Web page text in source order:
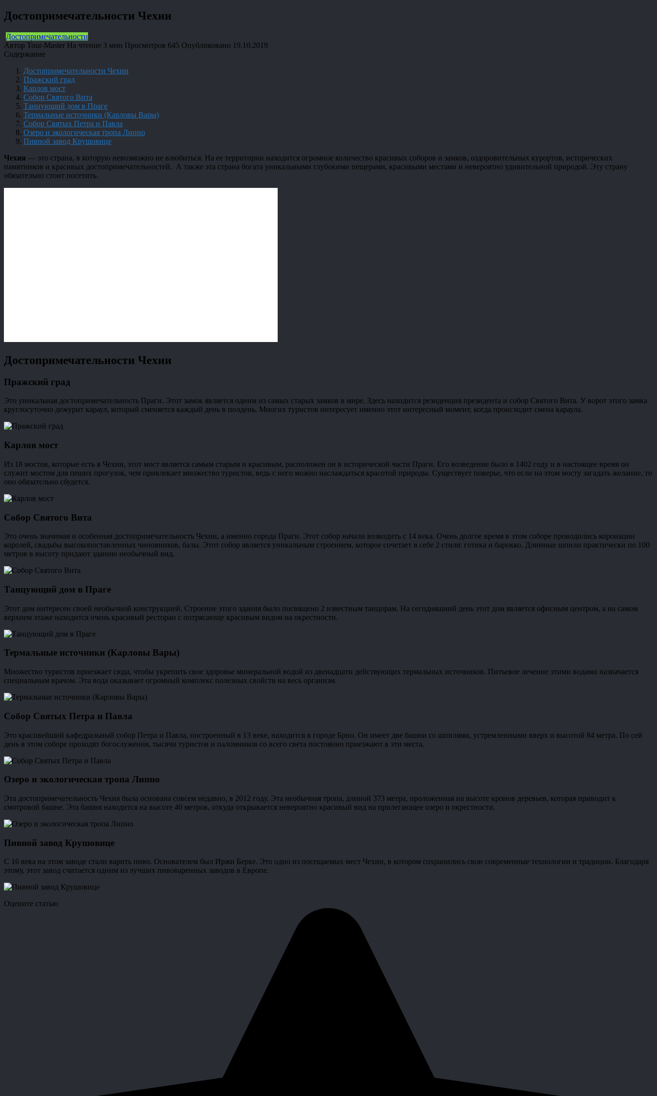
Достопримечательности Чехии
Достопримечательности
Автор Tour-Master На чтение 3 мин Просмотров 645 Опубликовано 19.10.2019
Содержание
Достопримечательности Чехии
Пражский град
Карлов мост
Собор Святого Вита
Танцующий дом в Праге
Термальные источники (Карловы Вары)
Собор Святых Петра и Павла
Озеро и экологическая тропа Липно
Пивной завод Крушовице
Чехия — это страна, в которую невозможно не влюбиться. На ее территории находится огромное количество красивых соборов и замков, оздоровительных курортов, исторических
памятников и красивых достопримечательностей. А также эта страна богата уникальными глубокими пещерами, красивыми местами и невероятно удивительной природой. Эту страну
обязательно стоит посетить.
Достопримечательности Чехии
Пражский град
Это уникальная достопримечательность Праги. Этот замок является одним из самых старых замков в мире. Здесь находится резиденция президента и собор Святого Вита. У ворот этого замка
круглосуточно дежурит караул, который сменяется каждый день в полдень. Многих туристов интересует именно этот интересный момент, когда происходит смена караула.
Карлов мост
Из 18 мостов, которые есть в Чехии, этот мост является самым старым и красивым, расположен он в исторической части Праги. Его возведение было в 1402 году и в настоящее время он
служит мостом для пеших прогулок, чем привлекает множество туристов, ведь с него можно наслаждаться красотой природы. Существует поверье, что если на этом мосту загадать желание, то
оно обязательно сбудется.
Собор Святого Вита
Это очень значимая и особенная достопримечательность Чехии, а именно города Праги. Этот собор начали возводить с 14 века. Очень долгое время в этом соборе проводились коронации
королей, свадьбы высокопоставленных чиновников, балы. Этот собор является уникальным строением, которое сочетает в себе 2 стиля: готика и барокко. Длинные шпили практически по 100
метров в высоту придают зданию необычный вид.
Танцующий дом в Праге
Этот дом интересен своей необычной конструкцией. Строение этого здания было посвящено 2 известным танцорам. На сегодняшний день этот дом является офисным центром, а на самом
верхнем этаже находится очень красивый ресторан с потрясающе красивым видом на окрестности.
Термальные источники (Карловы Вары)
Множество туристов приезжает сюда, чтобы укрепить свое здоровье минеральной водой из двенадцати действующих термальных источников. Питьевое лечение этими водами назначается
специальным врачом. Эта вода оказывает огромный комплекс полезных свойств на весь организм.
Собор Святых Петра и Павла
Это красивейший кафедральный собор Петра и Павла, построенный в 13 веке, находится в городе Брно. Он имеет две башни со шпилями, устремленными вверх и высотой 84 метра. По сей
день в этом соборе проходят богослужения, тысячи туристов и паломников со всего света постоянно приезжают в эти места.
Озеро и экологическая тропа Липно
Эта достопримечательность Чехия была основана совсем недавно, в 2012 году. Эта необычная тропа, длиной 373 метра, проложенная на высоте кронов деревьев, которая приводит к
смотровой башне. Эта башня находится на высоте 40 метров, откуда открывается невероятно красивый вид на прилегающее озеро и окрестности.
Пивной завод Крушовице
С 16 века на этом заводе стали варить пиво. Основателем был Иржи Берке. Это одно из посещаемых мест Чехии, в котором сохранились свои современные технологии и традиции. Благодаря
этому, этот завод считается одним из лучших пивоваренных заводов в Европе.
Оцените статью